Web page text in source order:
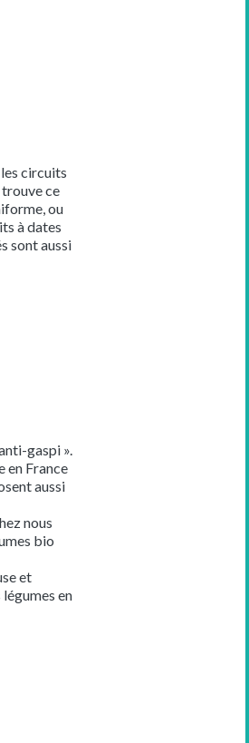
circuits
trouve ce
ou
à dates
sont aussi
gaspi ».
en France
aussi
nous
bio
et
en